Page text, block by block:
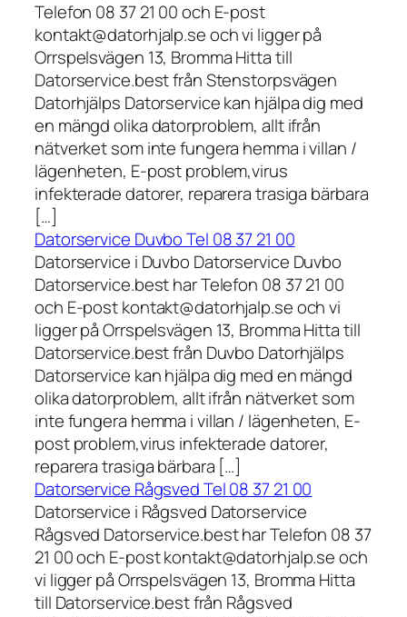
Telefon 08 37 21 00 och E-post
kontakt@datorhjalp.se och vi ligger på
Orrspelsvägen 13, Bromma Hitta till
Datorservice.best från Stenstorpsvägen
Datorhjälps Datorservice kan hjälpa dig med
en mängd olika datorproblem, allt ifrån
nätverket som inte fungera hemma i villan /
lägenheten, E-post problem,virus
infekterade datorer, reparera trasiga bärbara
[…]
Datorservice Duvbo Tel 08 37 21 00
Datorservice i Duvbo Datorservice Duvbo
Datorservice.best har Telefon 08 37 21 00
och E-post kontakt@datorhjalp.se och vi
ligger på Orrspelsvägen 13, Bromma Hitta till
Datorservice.best från Duvbo Datorhjälps
Datorservice kan hjälpa dig med en mängd
olika datorproblem, allt ifrån nätverket som
inte fungera hemma i villan / lägenheten, E-
post problem,virus infekterade datorer,
reparera trasiga bärbara […]
Datorservice Rågsved Tel 08 37 21 00
Datorservice i Rågsved Datorservice
Rågsved Datorservice.best har Telefon 08 37
21 00 och E-post kontakt@datorhjalp.se och
vi ligger på Orrspelsvägen 13, Bromma Hitta
till Datorservice.best från Rågsved